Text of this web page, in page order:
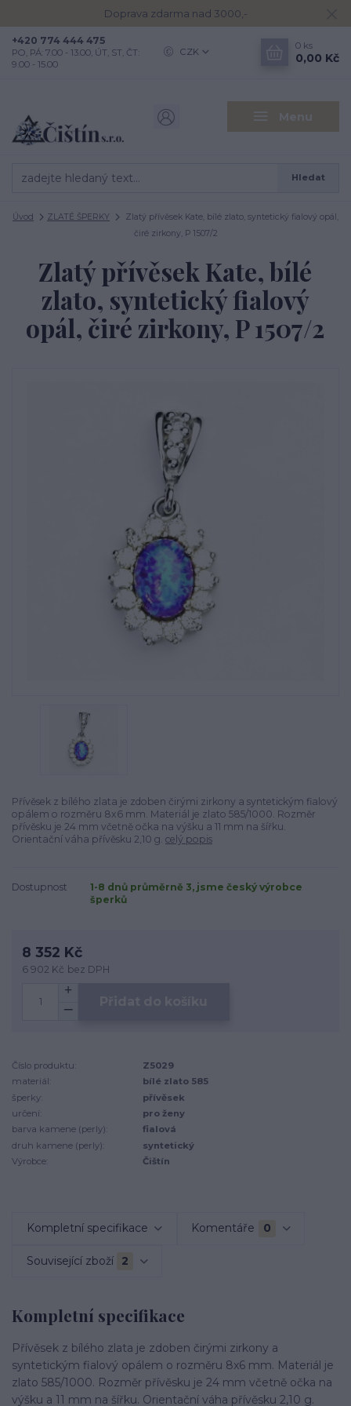
Doprava zdarma nad 3000,-
Menu
CZK
Hledat
+420 774 444 475
PO, PÁ: 7.00 - 13.00, ÚT, ST, ČT:
9.00 - 15.00
0 ks
0,00 Kč
Úvod ZLATÉ ŠPERKY
Zlatý přívěsek Kate, bílé zlato, syntetický fialový opál,
čiré zirkony, P 1507/2
Zlatý přívěsek Kate, bílé
zlato, syntetický fialový
opál, čiré zirkony, P 1507/2
Přívěsek z bílého zlata je zdoben čirými zirkony a syntetickým fialový
opálem o rozměru 8x6 mm. Materiál je zlato 585/1000. Rozměr
přívěsku je 24 mm včetně očka na výšku a 11 mm na šířku.
Orientační váha přívěsku 2,10 g. celý popis
Dostupnost
1-8 dnů průměrně 3, jsme český výrobce
šperků
8 352 Kč
6 902 Kč bez DPH
Číslo produktu:
Z5029
materiál:
bílé zlato 585
šperky:
přívěsek
určení:
pro ženy
barva kamene (perly):
fialová
druh kamene (perly):
syntetický
Výrobce:
Čištín
Kompletní specifikace Komentáře 0
Související zboží 2
Kompletní specifikace
Přívěsek z bílého zlata je zdoben čirými zirkony a
syntetickým fialový opálem o rozměru 8x6 mm. Materiál je
zlato 585/1000. Rozměr přívěsku je 24 mm včetně očka na
výšku a 11 mm na šířku. Orientační váha přívěsku 2,10 g.